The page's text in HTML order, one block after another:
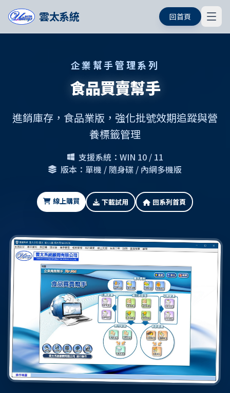
雲太系統 回首頁
企業幫手管理系列
食品買賣幫手
進銷庫存，食品業版，強化批號效期追蹤與營
養標籤管理
支援系統：WIN 10 / 11
版本：單機 / 隨身碟 / 內網多機版
線上購買 下載試用 回系列首頁